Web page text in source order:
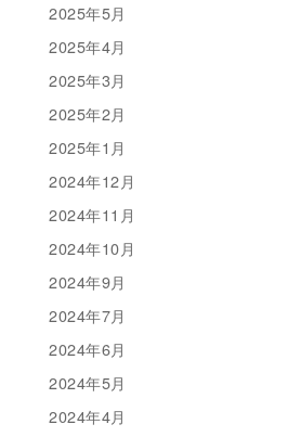
2025年5月
2025年4月
2025年3月
2025年2月
2025年1月
2024年12月
2024年11月
2024年10月
2024年9月
2024年7月
2024年6月
2024年5月
2024年4月